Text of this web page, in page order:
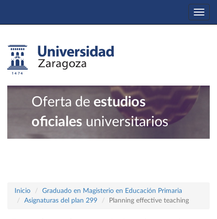
Oferta de estudios
oficiales universitarios
Inicio
Graduado en Magisterio en Educación Primaria
Asignaturas del plan 299
Planning effective teaching